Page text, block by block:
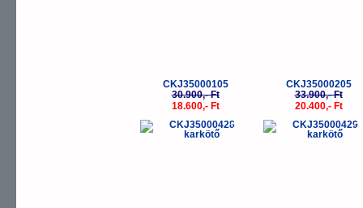
CKJ35000105
30.900,- Ft
18.600,- Ft
CKJ35000205
33.900,- Ft
20.400,- Ft
-20% -